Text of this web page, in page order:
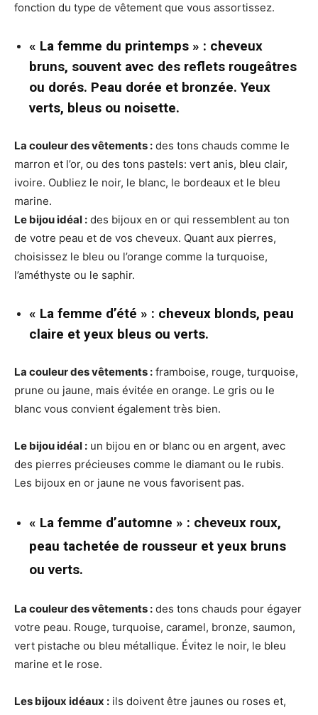
fonction du type de vêtement que vous assortissez.
« La femme du printemps » : cheveux
bruns, souvent avec des reflets rougeâtres
ou dorés. Peau dorée et bronzée. Yeux
verts, bleus ou noisette.
La couleur des vêtements : des tons chauds comme le
marron et l’or, ou des tons pastels: vert anis, bleu clair,
ivoire. Oubliez le noir, le blanc, le bordeaux et le bleu
marine.
Le bijou idéal : des bijoux en or qui ressemblent au ton
de votre peau et de vos cheveux. Quant aux pierres,
choisissez le bleu ou l’orange comme la turquoise,
l’améthyste ou le saphir.
« La femme d’été » : cheveux blonds, peau
claire et yeux bleus ou verts.
La couleur des vêtements : framboise, rouge, turquoise,
prune ou jaune, mais évitée en orange. Le gris ou le
blanc vous convient également très bien.
Le bijou idéal : un bijou en or blanc ou en argent, avec
des pierres précieuses comme le diamant ou le rubis.
Les bijoux en or jaune ne vous favorisent pas.
« La femme d’automne » : cheveux roux,
peau tachetée de rousseur et yeux bruns
ou verts.
La couleur des vêtements : des tons chauds pour égayer
votre peau. Rouge, turquoise, caramel, bronze, saumon,
vert pistache ou bleu métallique. Évitez le noir, le bleu
marine et le rose.
Les bijoux idéaux : ils doivent être jaunes ou roses et,